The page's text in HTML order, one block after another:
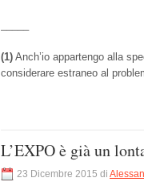
(1) Anch’io appartengo alla
considerare estraneo al
L’EXPO è già un
23 Dicembre 2015 di